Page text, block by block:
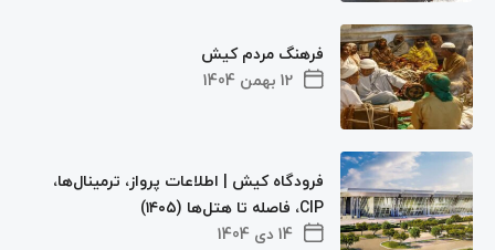
12 بهمن 1404
فرهنگ مردم کیش
14 دی 1404
فرودگاه کیش | اطلاعات پرواز، ترمینال‌ها،
CIP، فاصله تا هتل‌ها (۱۴۰۵)